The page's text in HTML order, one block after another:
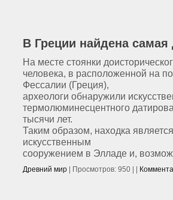
В Греции найдена
На месте стоянки
человека, в расположенной на
Фессалии (Греция),
археологи обнаружили
термолюминесцентного
тысячи лет.
Таким образом, находка
искусственным
сооружением в Элладе и,
Древний мир | Просмотров: 950 | |